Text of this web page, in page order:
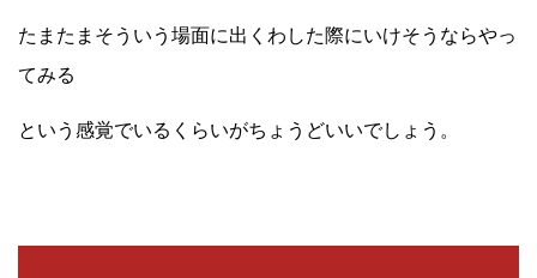
たまたまそういう場面に出くわした際にいけそうならやっ
てみる
という感覚でいるくらいがちょうどいいでしょう。